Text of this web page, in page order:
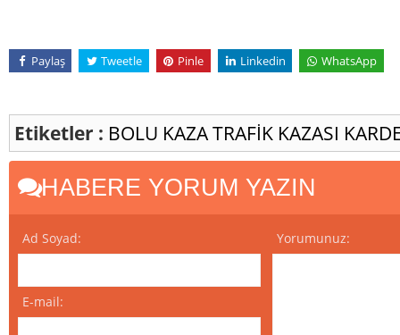
Paylaş Tweetle Pinle Linkedin WhatsApp
Etiketler : BOLU KAZATRAFİK KAZASI
HABERE YORUM YAZIN
Ad Soyad:
E-mail:
Yorumunuz: